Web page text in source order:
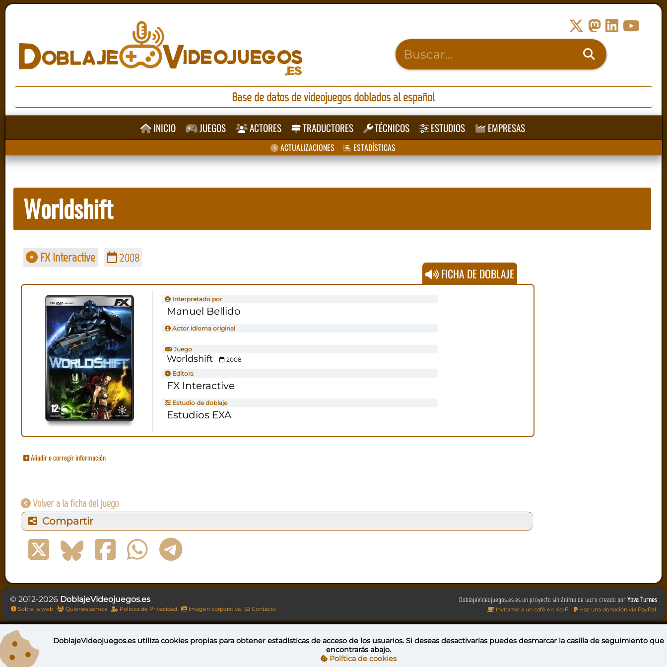
Base de datos de videojuegos doblados al español
INICIO JUEGOS ACTORES TRADUCTORES TÉCNICOS ESTUDIOS EMPRESAS
ACTUALIZACIONES ESTADÍSTICAS
Worldshift
FX Interactive 2008
FICHA DE DOBLAJE
Interpretado por
Manuel Bellido
Actor idioma original
Juego
Worldshift
2008
Editora
FX Interactive
Estudio de doblaje
Estudios EXA
Añadir o corregir información
Volver a la ficha del juego
Compartir
DoblajeVideojuegos.es es un proyecto sin ánimo de lucro creado porYova Turnes
Invítame a un café en Ko-Fi Haz una donación vía PayPal
© 2012-2026 DoblajeVideojuegos.es
Sobre la web Quienes somos Política de Privacidad Imagen corporativa Contacto
Esta obra está bajo una licencia de Creative Commons Reconocimiento-NoComercial-CompartirIgual 4.0 Internacional
DoblajeVideojuegos.es utilizacookies propiaspara obtener estadísticas de acceso de los usuarios. Si deseas desactivarlas puedesdesmarcar la casilla de seguimiento que
encontrarás abajo.
Política de cookies